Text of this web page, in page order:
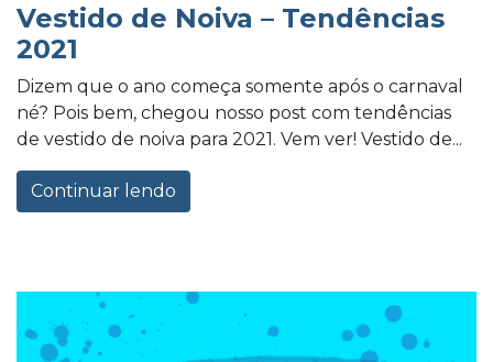
Vestido de Noiva – Tendências
2021
Dizem que o ano começa somente após o carnaval
né? Pois bem, chegou nosso post com tendências
de vestido de noiva para 2021. Vem ver! Vestido de...
Continuar lendo